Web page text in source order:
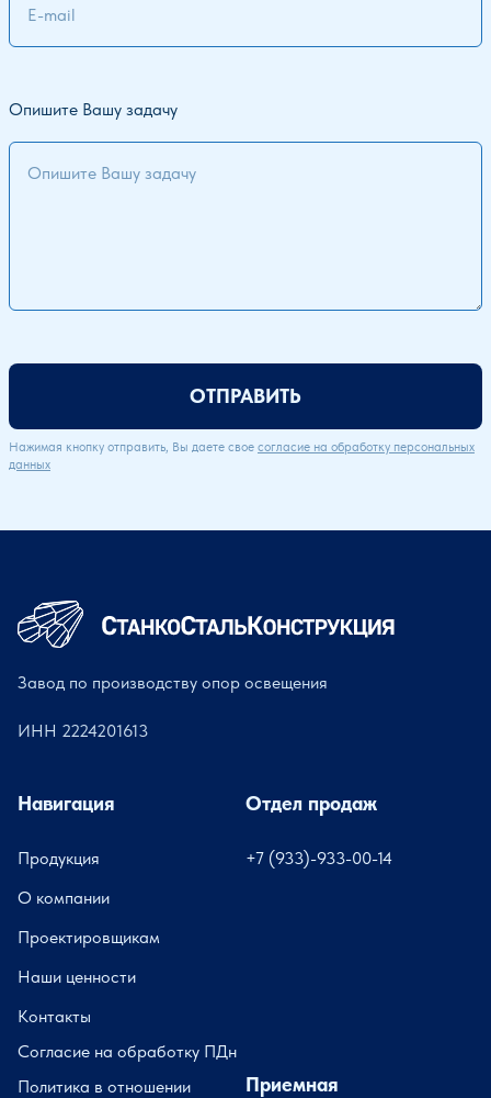
Опишите Вашу задачу
ОТПРАВИТЬ
Нажимая кнопку отправить, Вы даете свое согласие на обработку персональных
данных
Завод по производству опор освещения
ИНН 2224201613
Навигация
Продукция
О компании
Проектировщикам
Наши ценности
Контакты
Согласие на обработку ПДн
Политика в отношении
Отдел продаж
+7 (933)-933-00-14
Приемная